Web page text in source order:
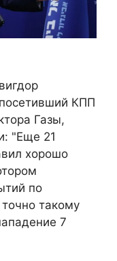
КПП
Газы,
"Еще 21
хорошо
по
такому
7